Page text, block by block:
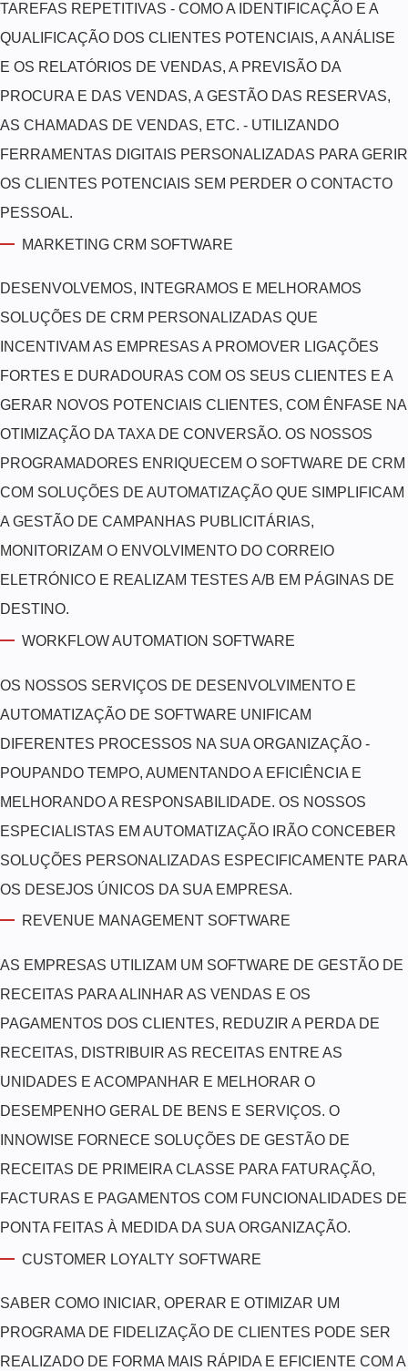
TAREFAS REPETITIVAS - COMO A IDENTIFICAÇÃO E A
QUALIFICAÇÃO DOS CLIENTES POTENCIAIS, A ANÁLISE
E OS RELATÓRIOS DE VENDAS, A PREVISÃO DA
PROCURA E DAS VENDAS, A GESTÃO DAS RESERVAS,
AS CHAMADAS DE VENDAS, ETC. - UTILIZANDO
FERRAMENTAS DIGITAIS PERSONALIZADAS PARA GERIR
OS CLIENTES POTENCIAIS SEM PERDER O CONTACTO
PESSOAL.
MARKETING CRM SOFTWARE
DESENVOLVEMOS, INTEGRAMOS E MELHORAMOS
SOLUÇÕES DE CRM PERSONALIZADAS QUE
INCENTIVAM AS EMPRESAS A PROMOVER LIGAÇÕES
FORTES E DURADOURAS COM OS SEUS CLIENTES E A
GERAR NOVOS POTENCIAIS CLIENTES, COM ÊNFASE NA
OTIMIZAÇÃO DA TAXA DE CONVERSÃO. OS NOSSOS
PROGRAMADORES ENRIQUECEM O SOFTWARE DE CRM
COM SOLUÇÕES DE AUTOMATIZAÇÃO QUE SIMPLIFICAM
A GESTÃO DE CAMPANHAS PUBLICITÁRIAS,
MONITORIZAM O ENVOLVIMENTO DO CORREIO
ELETRÓNICO E REALIZAM TESTES A/B EM PÁGINAS DE
DESTINO.
WORKFLOW AUTOMATION SOFTWARE
OS NOSSOS SERVIÇOS DE DESENVOLVIMENTO E
AUTOMATIZAÇÃO DE SOFTWARE UNIFICAM
DIFERENTES PROCESSOS NA SUA ORGANIZAÇÃO -
POUPANDO TEMPO, AUMENTANDO A EFICIÊNCIA E
MELHORANDO A RESPONSABILIDADE. OS NOSSOS
ESPECIALISTAS EM AUTOMATIZAÇÃO IRÃO CONCEBER
SOLUÇÕES PERSONALIZADAS ESPECIFICAMENTE PARA
OS DESEJOS ÚNICOS DA SUA EMPRESA.
REVENUE MANAGEMENT SOFTWARE
AS EMPRESAS UTILIZAM UM SOFTWARE DE GESTÃO DE
RECEITAS PARA ALINHAR AS VENDAS E OS
PAGAMENTOS DOS CLIENTES, REDUZIR A PERDA DE
RECEITAS, DISTRIBUIR AS RECEITAS ENTRE AS
UNIDADES E ACOMPANHAR E MELHORAR O
DESEMPENHO GERAL DE BENS E SERVIÇOS. O
INNOWISE FORNECE SOLUÇÕES DE GESTÃO DE
RECEITAS DE PRIMEIRA CLASSE PARA FATURAÇÃO,
FACTURAS E PAGAMENTOS COM FUNCIONALIDADES DE
PONTA FEITAS À MEDIDA DA SUA ORGANIZAÇÃO.
CUSTOMER LOYALTY SOFTWARE
SABER COMO INICIAR, OPERAR E OTIMIZAR UM
PROGRAMA DE FIDELIZAÇÃO DE CLIENTES PODE SER
REALIZADO DE FORMA MAIS RÁPIDA E EFICIENTE COM A